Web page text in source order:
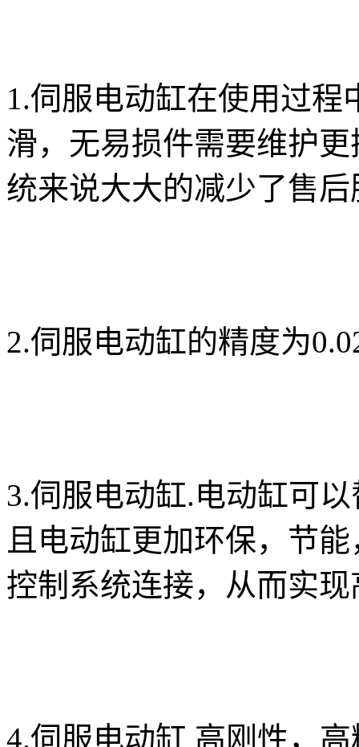
1.伺服电动缸在使用过
滑，无易损件需要维护
统来说大大的减少了售
2.伺服电动缸的精度为
3.伺服电动缸.电动缸可
且电动缸更加环保，节
控制系统连接，从而实
4.伺服电动缸 高刚性，